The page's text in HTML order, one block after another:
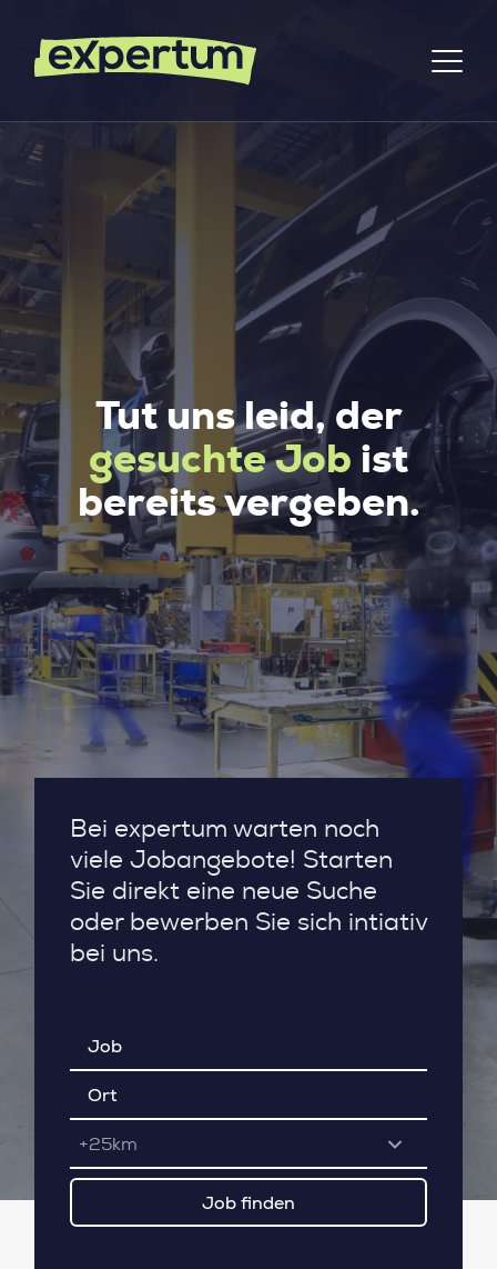
Tut uns leid, der
gesuchte Job ist
bereits vergeben.
Bei expertum warten noch
viele Jobangebote! Starten
Sie direkt eine neue Suche
oder bewerben Sie sich intiativ
bei uns.
+25km